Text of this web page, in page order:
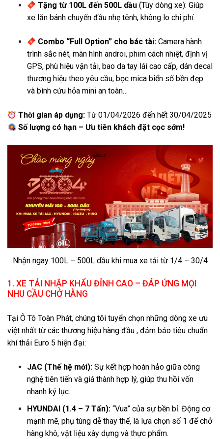
Tặng từ 100L đến 500L dầu (Tùy dòng xe): Giúp
xe lăn bánh chuyến đầu nhẹ tênh, không lo chi phí.
Combo “Full Option” cho bác tài: Camera hành
trình sắc nét, màn hình androi, phim cách nhiệt, định vị
GPS, phù hiệu vận tải, bao da tay lái cao cấp, dán decal
thương hiệu theo yêu cầu, bọc mica biển số bền đẹp
và bình cứu hỏa mini an toàn…
Thời gian áp dụng: Từ 01/04/2026 đến hết 30/04/2025
Số lượng có hạn – Ưu tiên khách đặt cọc sớm!
Nhận ngay 100L – 500L dầu khi mua xe tải từ 1/4 – 30/4
1. XE TẢI NHẬP KHẨU ĐỈNH CAO – ĐÁP ỨNG MỌI
NHU CẦU CHỞ HÀNG
Tại Ô Tô Toàn Phát, chúng tôi tuyển chọn những dòng xe ưu
việt nhất từ các thương hiệu hàng đầu , đảm bảo tiêu chuẩn
khí thải Euro 5 hiện đại:
JAC (Thế hệ mới): Sự kết hợp hoàn hảo giữa công
nghệ tiên tiến và giá thành hợp lý, giúp thu hồi vốn
nhanh kỷ lục.
HYUNDAI (1.4 – 7 Tấn): “Vua” của sự bền bỉ. Động cơ
mạnh mẽ, phụ tùng dễ thay thế, là lựa chọn số 1 để chở
hàng khô, vật liệu xây dựng và thực phẩm.